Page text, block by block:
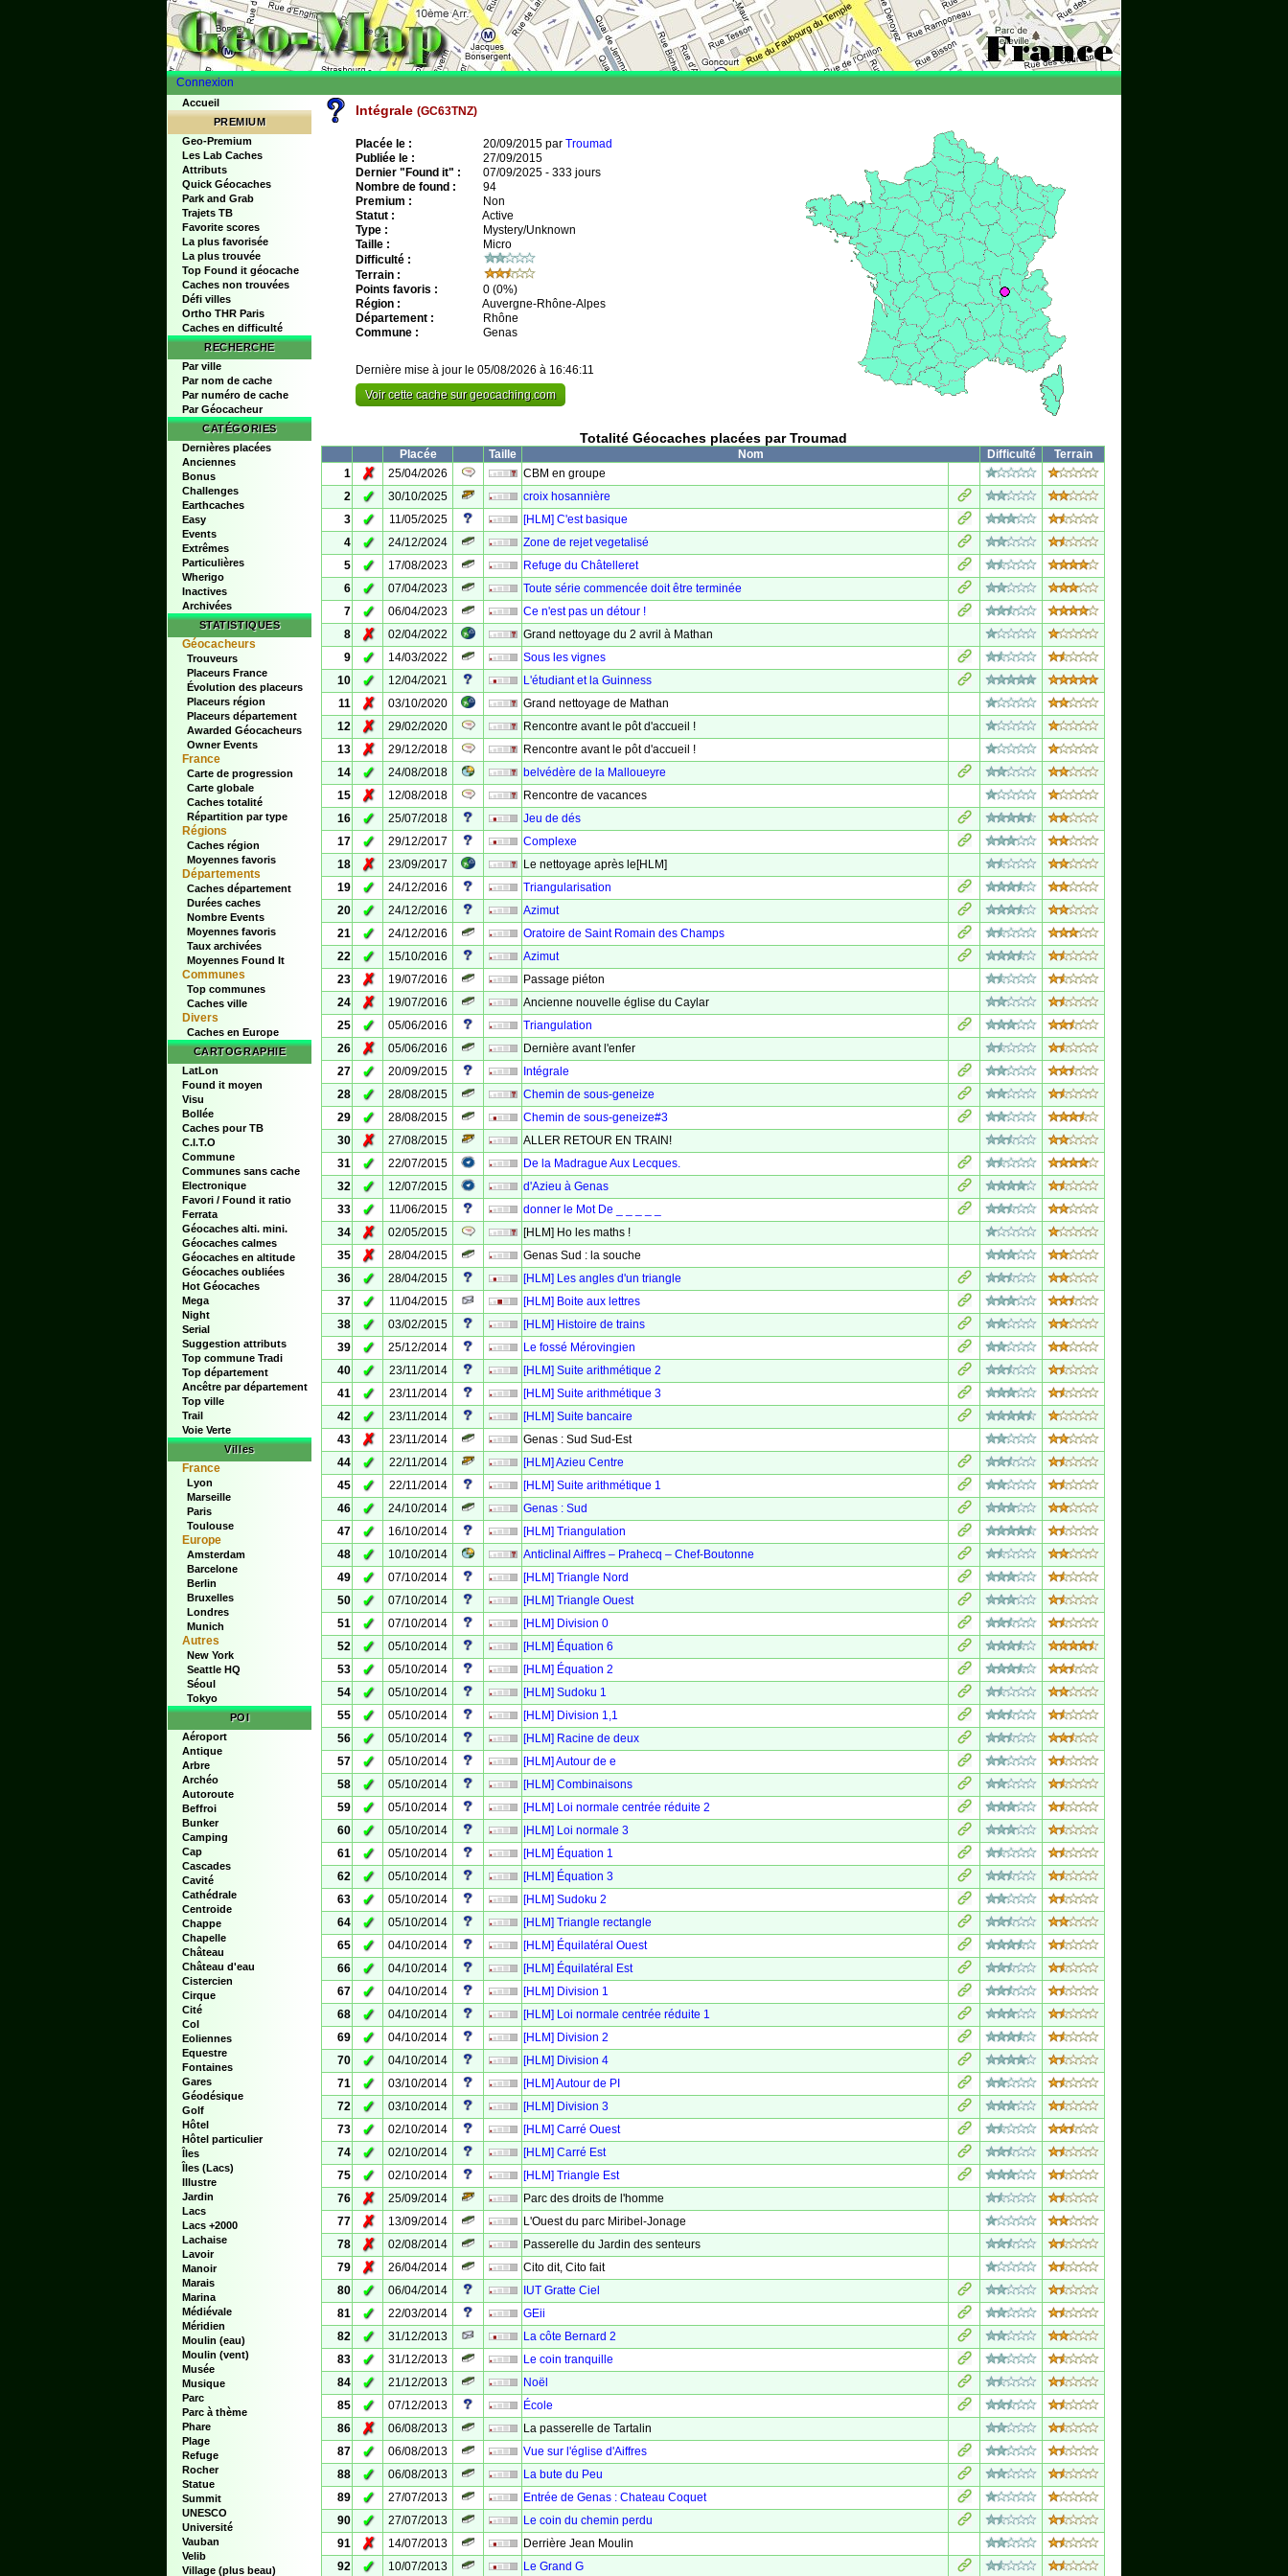
Connexion
Accueil
PREMIUM
Geo-Premium
Les Lab Caches
Attributs
Quick Géocaches
Park and Grab
Trajets TB
Favorite scores
La plus favorisée
La plus trouvée
Top Found it géocache
Caches non trouvées
Défi villes
Ortho THR Paris
Caches en difficulté
RECHERCHE
Par ville
Par nom de cache
Par numéro de cache
Par Géocacheur
CATÉGORIES
Dernières placées
Anciennes
Bonus
Challenges
Earthcaches
Easy
Events
Extrêmes
Particulières
Wherigo
Inactives
Archivées
STATISTIQUES
Géocacheurs
Trouveurs
Placeurs France
Évolution des placeurs
Placeurs région
Placeurs département
Awarded Géocacheurs
Owner Events
France
Carte de progression
Carte globale
Caches totalité
Répartition par type
Régions
Caches région
Moyennes favoris
Départements
Caches département
Durées caches
Nombre Events
Moyennes favoris
Taux archivées
Moyennes Found It
Communes
Top communes
Caches ville
Divers
Caches en Europe
CARTOGRAPHIE
LatLon
Found it moyen
Visu
Bollée
Caches pour TB
C.I.T.O
Commune
Communes sans cache
Electronique
Favori / Found it ratio
Ferrata
Géocaches alti. mini.
Géocaches calmes
Géocaches en altitude
Géocaches oubliées
Hot Géocaches
Mega
Night
Serial
Suggestion attributs
Top commune Tradi
Top département
Ancêtre par département
Top ville
Trail
Voie Verte
Villes
France
Lyon
Marseille
Paris
Toulouse
Europe
Amsterdam
Barcelone
Berlin
Bruxelles
Londres
Munich
Autres
New York
Seattle HQ
Séoul
Tokyo
POI
Aéroport
Antique
Arbre
Archéo
Autoroute
Beffroi
Bunker
Camping
Cap
Cascades
Cavité
Cathédrale
Centroide
Chappe
Chapelle
Château
Château d'eau
Cistercien
Cirque
Cité
Col
Eoliennes
Equestre
Fontaines
Gares
Géodésique
Golf
Hôtel
Hôtel particulier
Îles
Îles (Lacs)
Illustre
Jardin
Lacs
Lacs +2000
Lachaise
Lavoir
Manoir
Marais
Marina
Médiévale
Méridien
Moulin (eau)
Moulin (vent)
Musée
Musique
Parc
Parc à thème
Phare
Plage
Refuge
Rocher
Statue
Summit
UNESCO
Université
Vauban
Velib
Village (plus beau)
Intégrale (GC63TNZ)
Placée le : 20/09/2015 par Troumad
Publiée le :
27/09/2015
Dernier "Found it" :
07/09/2025 - 333 jours
Nombre de found :
94
Premium :
Non
Statut :
Active
Type :
Mystery/Unknown
Taille :
Micro
Difficulté :
Terrain :
Points favoris :
0 (0%)
Région :
Auvergne-Rhône-Alpes
Département :
Rhône
Commune :
Genas
Dernière mise à jour le 05/08/2026 à 16:46:11
Voir cette cache sur geocaching.com
Totalité Géocaches placées par Troumad
Placée Taille Nom Difficulté
Terrain
1
✗ 25/04/2026
CBM en groupe
2
✓ 30/10/2025
croix hosannière
3
✓ 11/05/2025
[HLM] C'est basique
4
✓ 24/12/2024
Zone de rejet vegetalisé
5
✓ 17/08/2023
Refuge du Châtelleret
6
✓ 07/04/2023
Toute série commencée doit être terminée
7
✓ 06/04/2023
Ce n'est pas un détour !
8
✗ 02/04/2022
Grand nettoyage du 2 avril à Mathan
9
✓ 14/03/2022
Sous les vignes
10
✓ 12/04/2021
L'étudiant et la Guinness
11
✗ 03/10/2020
Grand nettoyage de Mathan
12
✗ 29/02/2020
Rencontre avant le pôt d'accueil !
13
✗ 29/12/2018
Rencontre avant le pôt d'accueil !
14
✓ 24/08/2018
belvédère de la Malloueyre
15
✗ 12/08/2018
Rencontre de vacances
16
✓ 25/07/2018
Jeu de dés
17
✓ 29/12/2017
Complexe
18
✗ 23/09/2017
Le nettoyage après le[HLM]
19
✓ 24/12/2016
Triangularisation
20
✓ 24/12/2016
Azimut
21
✓ 24/12/2016
Oratoire de Saint Romain des Champs
22
✓ 15/10/2016
Azimut
23
✗ 19/07/2016
Passage piéton
24
✗ 19/07/2016
Ancienne nouvelle église du Caylar
25
✓ 05/06/2016
Triangulation
26
✗ 05/06/2016
Dernière avant l'enfer
27
✓ 20/09/2015
Intégrale
28
✓ 28/08/2015
Chemin de sous-geneize
29
✓ 28/08/2015
Chemin de sous-geneize#3
30
✗ 27/08/2015
ALLER RETOUR EN TRAIN!
31
✓ 22/07/2015
De la Madrague Aux Lecques.
32
✓ 12/07/2015
d'Azieu à Genas
33
✓ 11/06/2015
donner le Mot De _ _ _ _ _
34
✗ 02/05/2015
[HLM] Ho les maths !
35
✗ 28/04/2015
Genas Sud : la souche
36
✓ 28/04/2015
[HLM] Les angles d'un triangle
37
✓ 11/04/2015
[HLM] Boite aux lettres
38
✓ 03/02/2015
[HLM] Histoire de trains
39
✓ 25/12/2014
Le fossé Mérovingien
40
✓ 23/11/2014
[HLM] Suite arithmétique 2
41
✓ 23/11/2014
[HLM] Suite arithmétique 3
42
✓ 23/11/2014
[HLM] Suite bancaire
43
✗ 23/11/2014
Genas : Sud Sud-Est
44
✓ 22/11/2014
[HLM] Azieu Centre
45
✓ 22/11/2014
[HLM] Suite arithmétique 1
46
✓ 24/10/2014
Genas : Sud
47
✓ 16/10/2014
[HLM] Triangulation
48
✓ 10/10/2014
Anticlinal Aiffres – Prahecq – Chef-Boutonne
49
✓ 07/10/2014
[HLM] Triangle Nord
50
✓ 07/10/2014
[HLM] Triangle Ouest
51
✓ 07/10/2014
[HLM] Division 0
52
✓ 05/10/2014
[HLM] Équation 6
53
✓ 05/10/2014
[HLM] Équation 2
54
✓ 05/10/2014
[HLM] Sudoku 1
55
✓ 05/10/2014
[HLM] Division 1,1
56
✓ 05/10/2014
[HLM] Racine de deux
57
✓ 05/10/2014
[HLM] Autour de e
58
✓ 05/10/2014
[HLM] Combinaisons
59
✓ 05/10/2014
[HLM] Loi normale centrée réduite 2
60
✓ 05/10/2014
|HLM] Loi normale 3
61
✓ 05/10/2014
[HLM] Équation 1
62
✓ 05/10/2014
[HLM] Équation 3
63
✓ 05/10/2014
[HLM] Sudoku 2
64
✓ 05/10/2014
[HLM] Triangle rectangle
65
✓ 04/10/2014
[HLM] Équilatéral Ouest
66
✓ 04/10/2014
[HLM] Équilatéral Est
67
✓ 04/10/2014
[HLM] Division 1
68
✓ 04/10/2014
[HLM] Loi normale centrée réduite 1
69
✓ 04/10/2014
[HLM] Division 2
70
✓ 04/10/2014
[HLM] Division 4
71
✓ 03/10/2014
[HLM] Autour de PI
72
✓ 03/10/2014
[HLM] Division 3
73
✓ 02/10/2014
[HLM] Carré Ouest
74
✓ 02/10/2014
[HLM] Carré Est
75
✓ 02/10/2014
[HLM] Triangle Est
76
✗ 25/09/2014
Parc des droits de l'homme
77
✗ 13/09/2014
L'Ouest du parc Miribel-Jonage
78
✗ 02/08/2014
Passerelle du Jardin des senteurs
79
✗ 26/04/2014
Cito dit, Cito fait
80
✓ 06/04/2014
IUT Gratte Ciel
81
✓ 22/03/2014
GEii
82
✓ 31/12/2013
La côte Bernard 2
83
✓ 31/12/2013
Le coin tranquille
84
✓ 21/12/2013
Noël
85
✓ 07/12/2013
École
86
✗ 06/08/2013
La passerelle de Tartalin
87
✓ 06/08/2013
Vue sur l'église d'Aiffres
88
✓ 06/08/2013
La bute du Peu
89
✓ 27/07/2013
Entrée de Genas : Chateau Coquet
90
✓ 27/07/2013
Le coin du chemin perdu
91
✗ 14/07/2013
Derrière Jean Moulin
92
✓ 10/07/2013 Le Grand G